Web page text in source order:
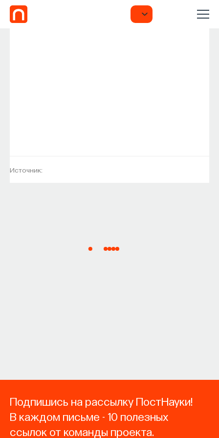
Источник:
Подпишись на рассылку ПостНауки!
В каждом письме - 10 полезных
ссылок от команды проекта.